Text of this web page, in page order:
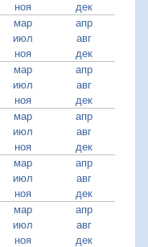
ноя
дек
мар
апр
июл
авг
ноя
дек
мар
апр
июл
авг
ноя
дек
мар
апр
июл
авг
ноя
дек
мар
апр
июл
авг
ноя
дек
мар
апр
июл
авг
ноя
дек